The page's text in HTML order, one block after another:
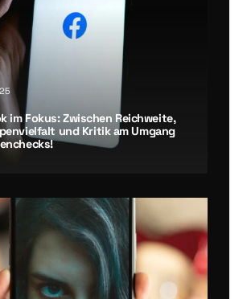
im Fokus: Zwi­schen Reich­wei­te,
und Kri­tik am Umgang